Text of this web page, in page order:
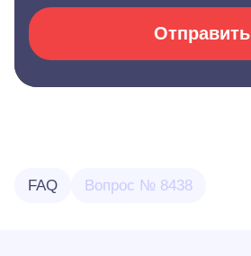
Отправить
FAQ Вопрос № 8438